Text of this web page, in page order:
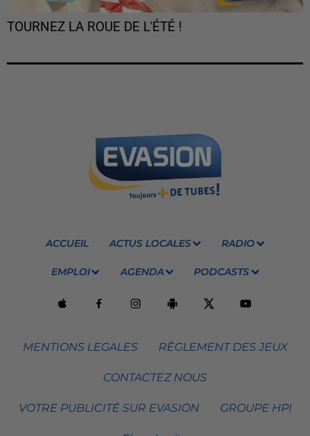
TOURNEZ LA ROUE DE L'ÉTÉ !
ACCUEIL ACTUS LOCALES RADIO
EMPLOI AGENDA PODCASTS
MENTIONS LEGALES RÈGLEMENT DES JEUX
CONTACTEZ NOUS
VOTRE PUBLICITÉ SUR EVASION GROUPE HPI